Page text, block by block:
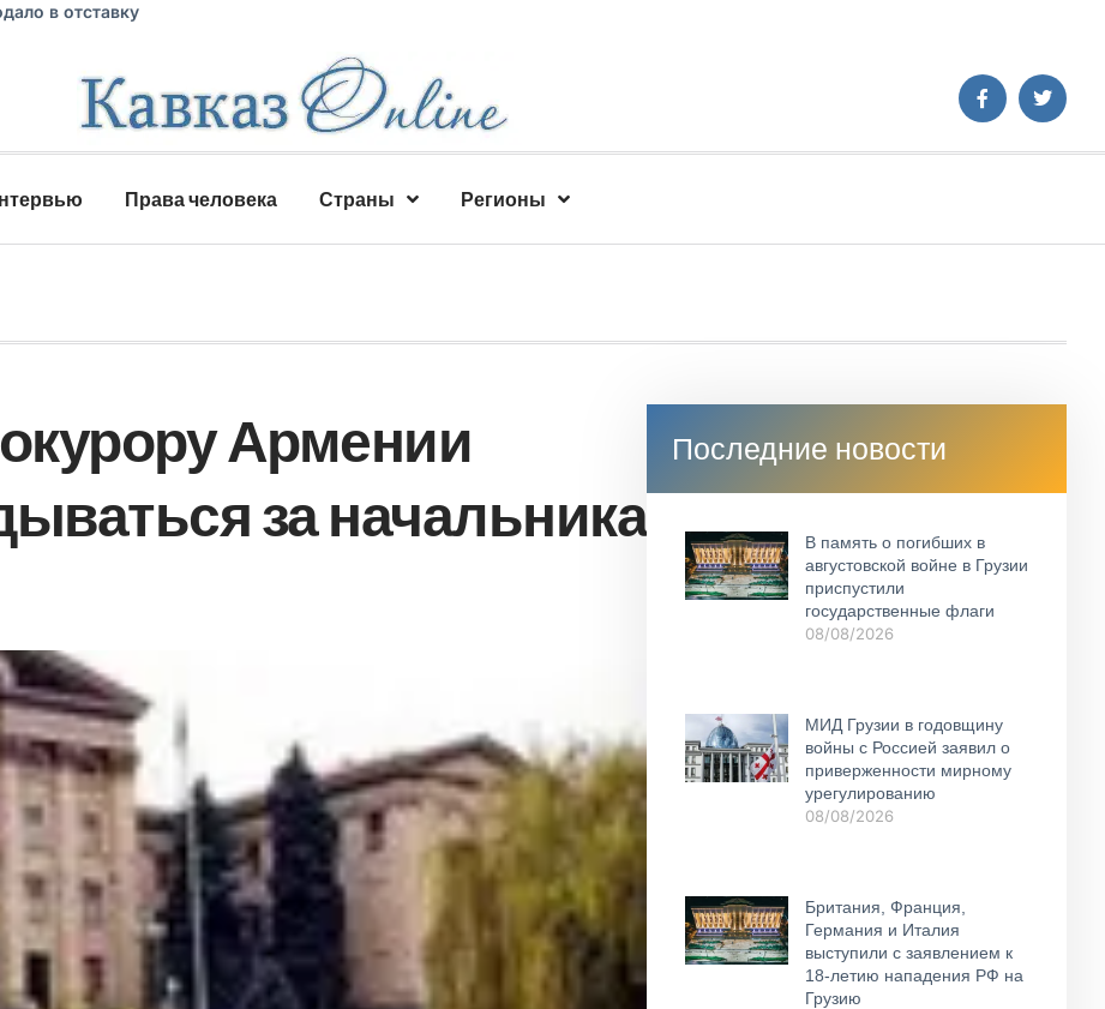
в отставку
Права человека Страны Регионы
Армении
за начальника
Последние новости
В память о погибших в
августовской войне в Грузии
приспустили
государственные флаги
08/08/2026
МИД Грузии в годовщину
войны с Россией заявил о
приверженности мирному
урегулированию
08/08/2026
Британия, Франция,
Германия и Италия
выступили с заявлением к
18-летию нападения РФ на
Грузию